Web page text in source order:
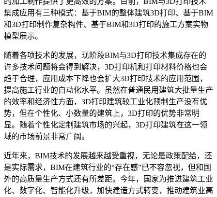
集成应用有三种模式：基于BIM的整体建筑3D打印、基于BIM
和3D打印制作复杂构件、基于BIM和3D打印的施工方案实物
模型展示。
随着各项技术的发展，现阶段BIM与3D打印技术集成存在的
许多技术问题将会得到解决， 3D打印机和打印材料价格也会
趋于合理，应用成本下降也会扩大3D打印技术的应用范围，
提高施工行业的自动化水平。虽然在普通民用建筑大批量生产
的效率和经济性方面， 3D打印建筑较工业化预制生产没有优
势，但在个性化、小数量的建筑上， 3D打印的优势非常明
显。随着个性化定制建筑市场的兴起， 3D打印建筑在这一领
域的市场前景非常广阔。
近年来， BIM技术的发展越来越受重视，无论是政策配给，还
是实际需求， BIM在建筑行业的“存在感”已不容忽视，但和国
外的高质量生产方式还有所差距。今年，国家为推进建筑工业
化、数字化、智能化升级，加快建造方式转变，推动建筑业高